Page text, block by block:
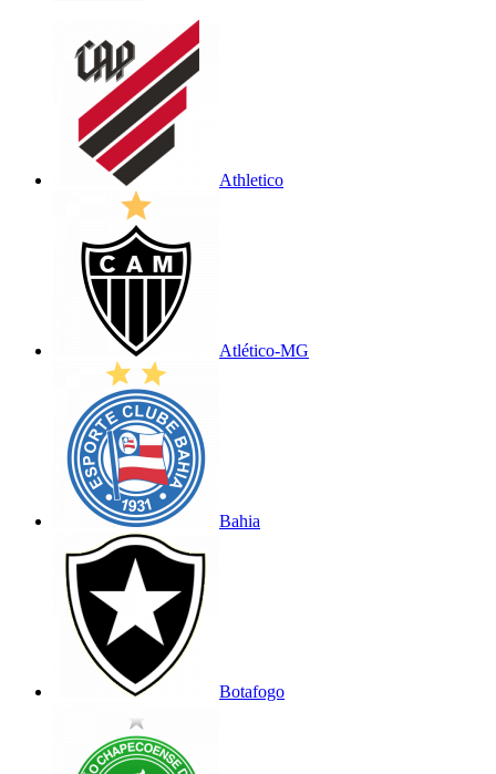
Athletico
Atlético-MG
Bahia
Botafogo